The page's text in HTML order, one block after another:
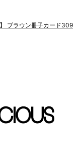
ブラウン冊子カード309